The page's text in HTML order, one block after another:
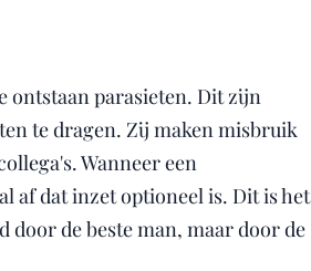
ontstaan parasieten. Dit zijn
te dragen. Zij maken misbruik
Wanneer een
af dat inzet optioneel is. Dit is het
de beste man, maar door de